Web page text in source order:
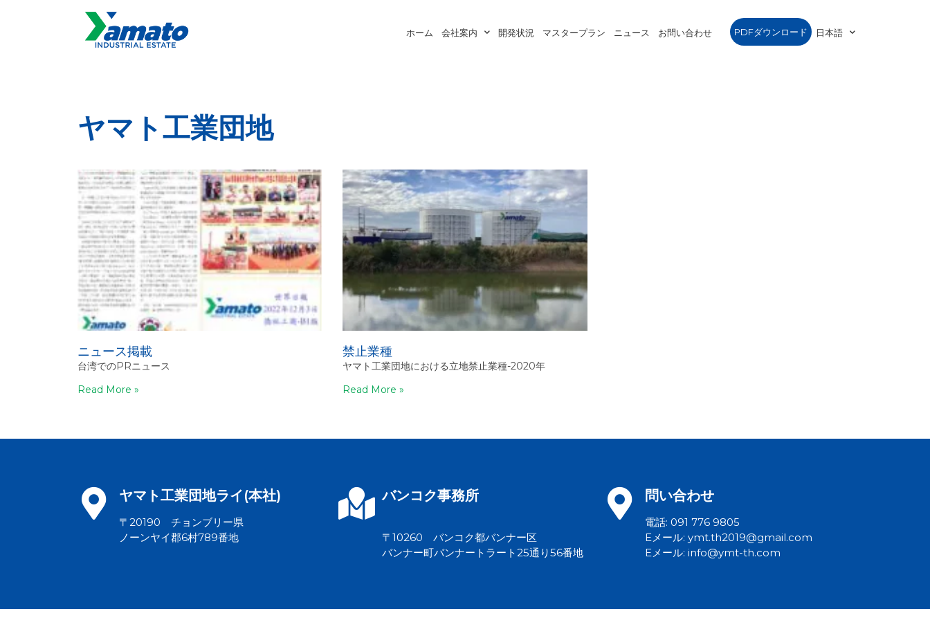
ホーム 会社案内 開発状況 マスタープラン ニュース お問い合わせ PDFダウンロード 日本語
ヤマト工業団地
ニュース掲載
台湾でのPRニュース
Read More »
禁止業種
ヤマト工業団地における立地禁止業種-2020年
Read More »
ヤマト工業団地ライ(本社)
〒20190 チョンブリー県
ノーンヤイ郡6村789番地
バンコク事務所
〒10260 バンコク都バンナー区
バンナー町バンナートラート25通り56番地
問い合わせ
電話: 091 776 9805
Eメール: ymt.th2019@gmail.com
Eメール: info@ymt-th.com